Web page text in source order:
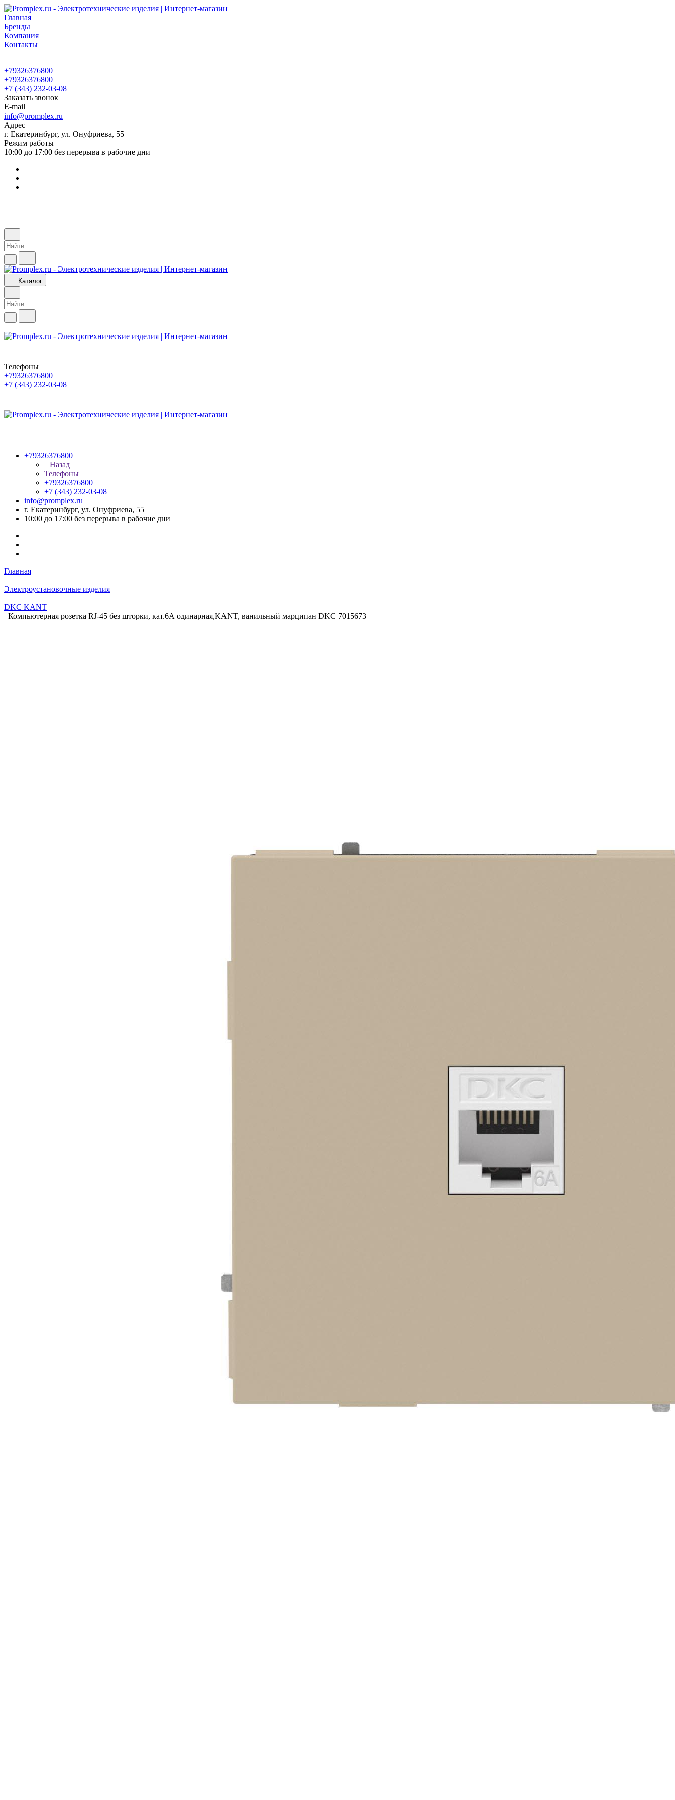
Главная
Бренды
Компания
Контакты
+79326376800
+79326376800
+7 (343) 232-03-08
Заказать звонок
E-mail
info@promplex.ru
Адрес
г. Екатеринбург, ул. Онуфриева, 55
Режим работы
10:00 до 17:00 без перерыва в рабочие дни
Каталог
Телефоны
+79326376800
+7 (343) 232-03-08
+79326376800
Назад
Телефоны
+79326376800
+7 (343) 232-03-08
info@promplex.ru
г. Екатеринбург, ул. Онуфриева, 55
10:00 до 17:00 без перерыва в рабочие дни
Главная
–
Электроустановочные изделия
–
DKC KANT
–Компьютерная розетка RJ-45 без шторки, кат.6А одинарная,KANT, ванильный марципан DKC 7015673